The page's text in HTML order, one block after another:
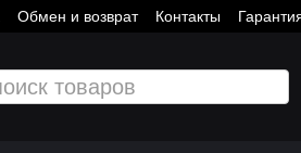
Обмен и возврат Контакты